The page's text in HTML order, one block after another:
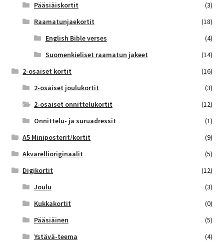
Pääsiäiskortit
(3)
Raamatunjaekortit
(18)
English Bible verses
(4)
Suomenkieliset raamatun jakeet
(14)
2-osaiset kortit
(16)
2-osaiset joulukortit
(3)
2-osaiset onnittelukortit
(12)
Onnittelu- ja suruadressit
(1)
A5 Miniposterit/kortit
(9)
Akvarellioriginaalit
(5)
Digikortit
(12)
Joulu
(3)
Kukkakortit
(0)
Pääsiäinen
(5)
Ystävä-teema
(4)